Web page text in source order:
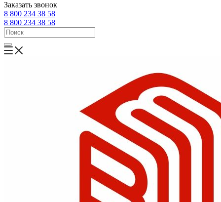
Заказать звонок
8 800 234 38 58
8 800 234 38 58